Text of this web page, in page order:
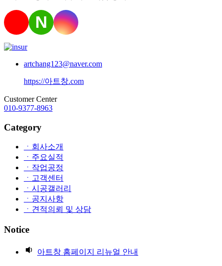
N
artchang123@naver.com
https://아트창.com
Customer Center
010-9377-8963
Category
ㆍ회사소개
ㆍ주요실적
ㆍ작업공정
ㆍ고객센터
ㆍ시공갤러리
ㆍ공지사항
ㆍ견적의뢰 및 상담
Notice
아트창 홈페이지 리뉴얼 안내